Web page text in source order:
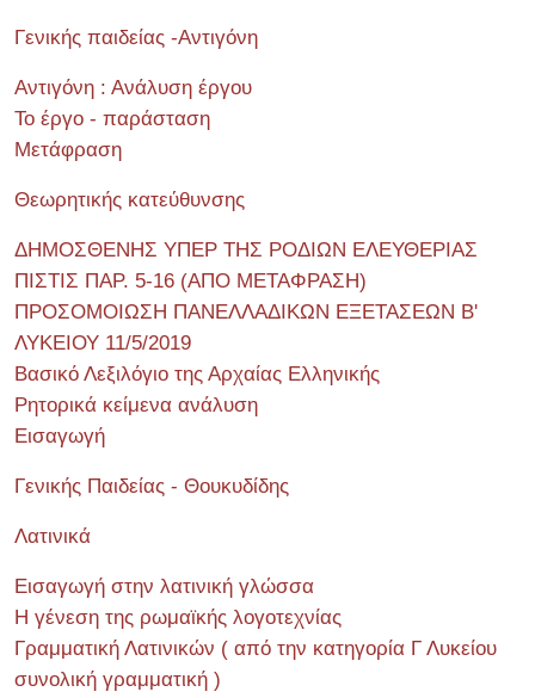
Γενικής παιδείας -Αντιγόνη
Αντιγόνη : Ανάλυση έργου
Το έργο - παράσταση
Μετάφραση
Θεωρητικής κατεύθυνσης
ΔΗΜΟΣΘΕΝΗΣ ΥΠΕΡ ΤΗΣ ΡΟΔΙΩΝ ΕΛΕΥΘΕΡΙΑΣ
ΠΙΣΤΙΣ ΠΑΡ. 5-16 (ΑΠΟ ΜΕΤΑΦΡΑΣΗ)
ΠΡΟΣΟΜΟΙΩΣΗ ΠΑΝΕΛΛΑΔΙΚΩΝ ΕΞΕΤΑΣΕΩΝ Β'
ΛΥΚΕΙΟΥ 11/5/2019
Βασικό Λεξιλόγιο της Αρχαίας Ελληνικής
Ρητορικά κείμενα ανάλυση
Εισαγωγή
Γενικής Παιδείας - Θουκυδίδης
Λατινικά
Εισαγωγή στην λατινική γλώσσα
Η γένεση της ρωμαϊκής λογοτεχνίας
Γραμματική Λατινικών ( από την κατηγορία Γ Λυκείου
συνολική γραμματική )